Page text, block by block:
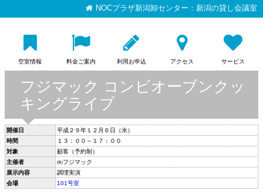
NOCプラザ新潟卸センター：新潟の貸し会議室
空室情報 料金ご案内 利用お申込 アクセス サービス
フジマック コンビオーブンクッ
キングライブ
開催日
平成２９年１２月６日（水）
時間
１３：００～１７：００
対象
顧客（予約制）
主催者
㈱フジマック
展示内容
調理実演
会場
101号室